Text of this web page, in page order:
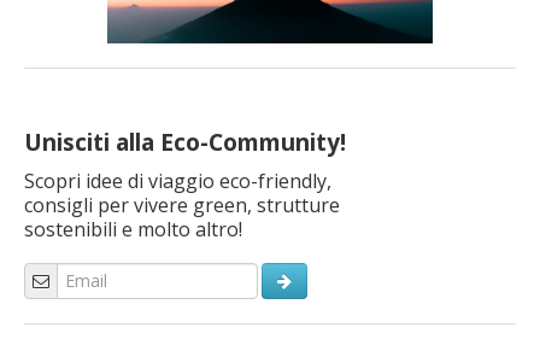
Unisciti alla Eco-Community!
Scopri idee di viaggio eco-friendly,
consigli per vivere green, strutture
sostenibili e molto altro!